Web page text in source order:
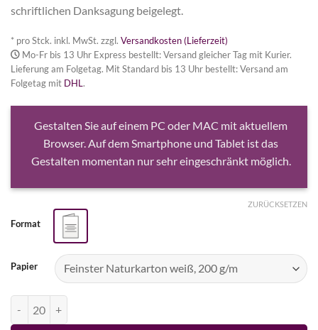
schriftlichen Danksagung beigelegt.
* pro Stck. inkl. MwSt. zzgl. Versandkosten (Lieferzeit)
Mo-Fr bis 13 Uhr Express bestellt: Versand gleicher Tag mit Kurier.
Lieferung am Folgetag. Mit Standard bis 13 Uhr bestellt: Versand am
Folgetag mit DHL.
Gestalten Sie auf einem PC oder MAC mit aktuellem
Browser. Auf dem Smartphone und Tablet ist das
Gestalten momentan nur sehr eingeschränkt möglich.
Format
Papier
ZURÜCKSETZEN
Sterbebild Südtirol Menge